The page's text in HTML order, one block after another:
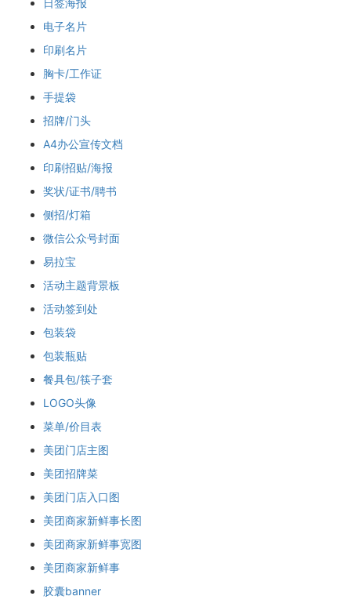
日签海报
电子名片
印刷名片
胸卡/工作证
手提袋
招牌/门头
A4办公宣传文档
印刷招贴/海报
奖状/证书/聘书
侧招/灯箱
微信公众号封面
易拉宝
活动主题背景板
活动签到处
包装袋
包装瓶贴
餐具包/筷子套
LOGO头像
菜单/价目表
美团门店主图
美团招牌菜
美团门店入口图
美团商家新鲜事长图
美团商家新鲜事宽图
美团商家新鲜事
胶囊banner